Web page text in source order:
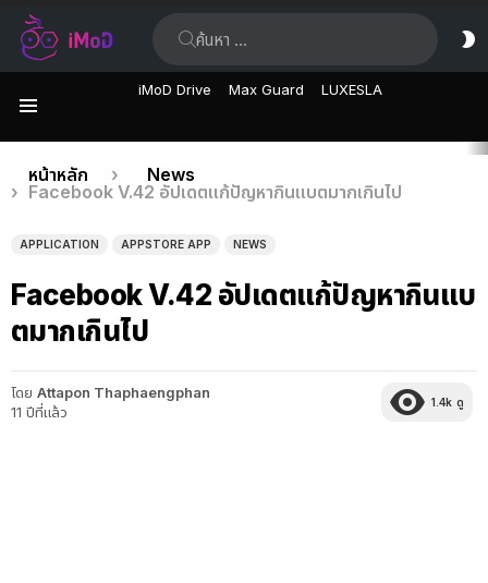
iMoD Drive Max Guard LUXESLA
เรื่อง
ล่าสุด
คุณอยู่ที่นี่:
หน้าหลัก
News
Facebook V.42 อัปเดตแก้ปัญหากินแบตมากเกินไป
APPLICATION APPSTORE APP NEWS
Facebook V.42 อัปเดตแก้ปัญหากินแบ
ตมากเกินไป
โดย Attapon Thaphaengphan
11 ปีที่แล้ว
1.4k ดู